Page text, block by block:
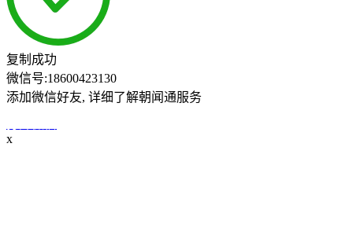
复制成功
微信号:18600423130
添加微信好友, 详细了解朝闻通服务
x